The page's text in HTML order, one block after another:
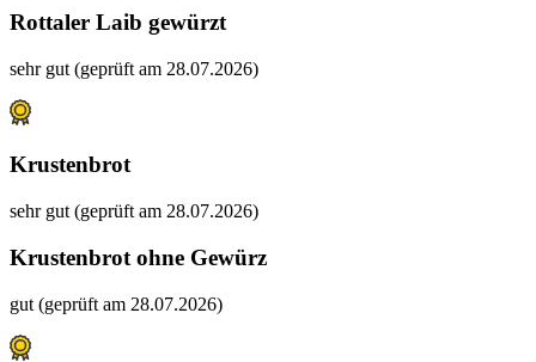
Rottaler Laib gewürzt
sehr gut (geprüft am 28.07.2026)
Krustenbrot
sehr gut (geprüft am 28.07.2026)
Krustenbrot ohne Gewürz
gut (geprüft am 28.07.2026)